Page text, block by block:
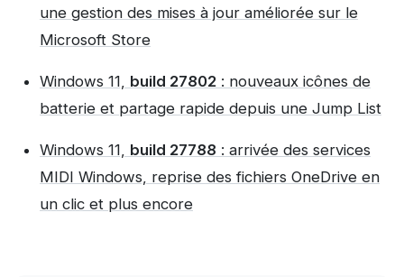
une gestion des mises à jour améliorée sur le
Microsoft Store
Windows 11, build 27802 : nouveaux icônes de
batterie et partage rapide depuis une Jump List
Windows 11, build 27788 : arrivée des services
MIDI Windows, reprise des fichiers OneDrive en
un clic et plus encore